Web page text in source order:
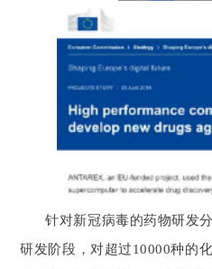
针对新冠病毒的药物研发
研发阶段，对超过10000种的